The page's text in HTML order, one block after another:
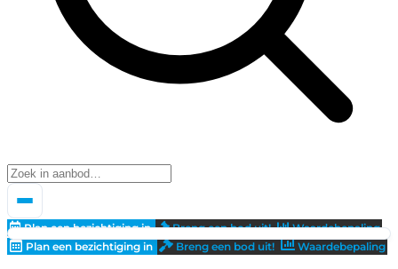
Plan een bezichtiging in Breng een bod uit!
Waardebepaling
Plan een bezichtiging in
Breng een bod uit! Waardebepaling